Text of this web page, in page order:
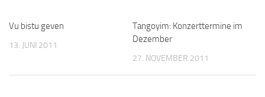
Vu bistu geven
13. JUNI 2011
Tangoyim: Konzerttermine im
Dezember
27. NOVEMBER 2011